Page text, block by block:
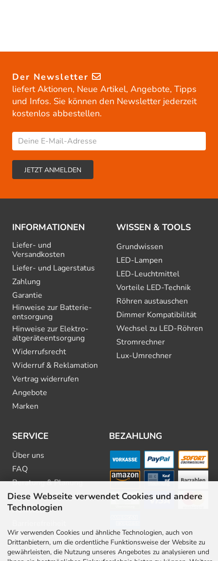
Diese Webseite verwendet Cookies und andere
Technologien
Wir verwenden Cookies und ähnliche Technologien, auch von
Drittanbietern, um die ordentliche Funktionsweise der Website zu
gewährleisten, die Nutzung unseres Angebotes zu analysieren und
Der Newsletter
liefert Aktionen, Neue Artikel, Angebote, Tipps
und Infos. Sie können den Newsletter jederzeit
kostenlos abbestellen.
INFORMATIONEN
Liefer- und
Versandkosten
Liefer- und Lagerstatus
Zahlung
Garantie
Hinweise zur Batterie­
entsorgung
Hinweise zur Elektro­
altgeräte­entsorgung
Widerrufsrecht
Widerruf & Reklamation
Vertrag widerrufen
Angebote
Marken
WISSEN & TOOLS
Grundwissen
LED-Lampen
LED-Leuchtmittel
Vorteile LED-Technik
Röhren austauschen
Dimmer Kompatibilität
Wechsel zu LED-Röhren
Stromrechner
Lux-Umrechner
SERVICE
Über uns
FAQ
Beratung & Planung
Downloads & Kataloge
Newsletter
Stellenangebote
Kontakt
BEZAHLUNG
VERSAND